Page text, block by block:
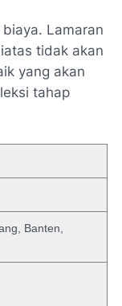
Lamaran
tidak akan
yang akan
tahap
Banten,